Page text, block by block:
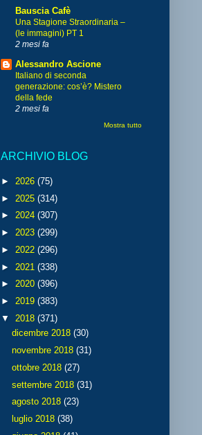
Bauscia Cafè
Una Stagione Straordinaria –
(le immagini) PT 1
2 mesi fa
Alessandro Ascione
Italiano di seconda
generazione: cos’è? Mistero
della fede
2 mesi fa
Mostra tutto
ARCHIVIO BLOG
► 2026 (75)
► 2025 (314)
► 2024 (307)
► 2023 (299)
► 2022 (296)
► 2021 (338)
► 2020 (396)
► 2019 (383)
▼ 2018 (371)
dicembre 2018 (30)
novembre 2018 (31)
ottobre 2018 (27)
settembre 2018 (31)
agosto 2018 (23)
luglio 2018 (38)